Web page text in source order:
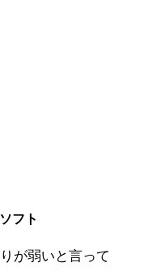
フト
が弱いと言って